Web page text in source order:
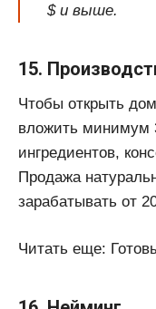
$ и выше.
15.
Чтобы открыть
вложить минимум
ингредиентов,
Продажа
зарабатывать от
Читать еще: